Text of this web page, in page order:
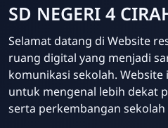
SD NEGERI 4
Selamat datang di Website
ruang digital yang menjadi
komunikasi sekolah.
untuk mengenal lebih dekat
serta perkembangan sekolah